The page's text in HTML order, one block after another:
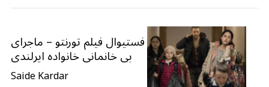
فستیوال فیلم تورنتو – ماجرای
بی خانمانی خانواده ایرلندی
Saide Kardar